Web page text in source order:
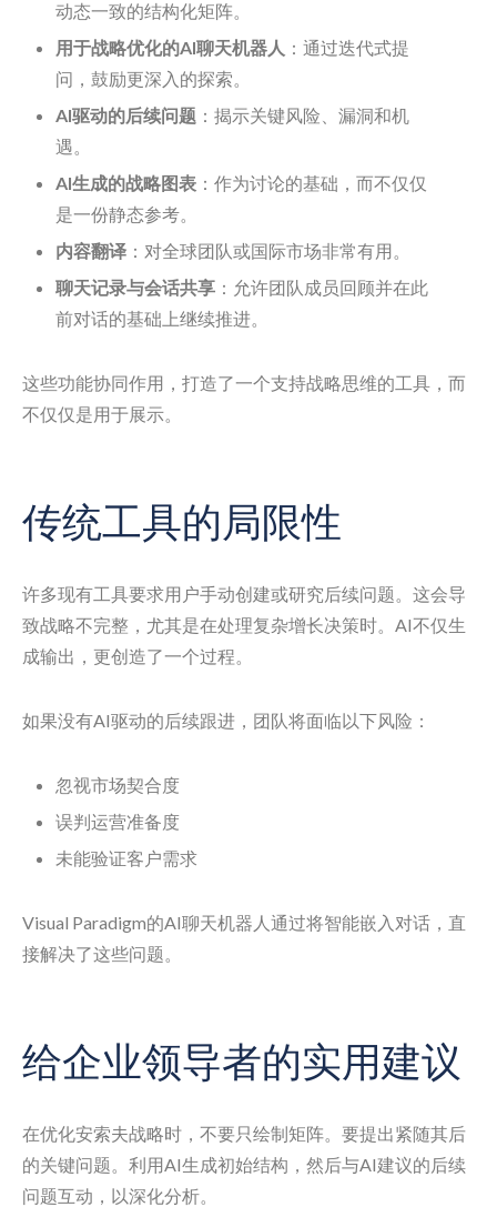
动态一致的结构化矩阵。
用于战略优化的AI聊天机器人 ：通过迭代式提
问，鼓励更深入的探索。
AI驱动的后续问题 ：揭示关键风险、漏洞和机
遇。
AI生成的战略图表 ：作为讨论的基础，而不仅仅
是一份静态参考。
内容翻译 ：对全球团队或国际市场非常有用。
聊天记录与会话共享 ：允许团队成员回顾并在此
前对话的基础上继续推进。
这些功能协同作用，打造了一个支持战略思维的工具，而
不仅仅是用于展示。
传统工具的局限性
许多现有工具要求用户手动创建或研究后续问题。这会导
致战略不完整，尤其是在处理复杂增长决策时。AI不仅生
成输出，更创造了一个过程。
如果没有AI驱动的后续跟进，团队将面临以下风险：
忽视市场契合度
误判运营准备度
未能验证客户需求
Visual Paradigm的AI聊天机器人通过将智能嵌入对话，直
接解决了这些问题。
给企业领导者的实用建议
在优化安索夫战略时，不要只绘制矩阵。要提出紧随其后
的关键问题。利用AI生成初始结构，然后与AI建议的后续
问题互动，以深化分析。